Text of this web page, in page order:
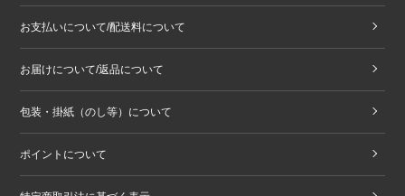
お支払いについて/配送料について
お届けについて/返品について
包装・掛紙（のし等）について
ポイントについて